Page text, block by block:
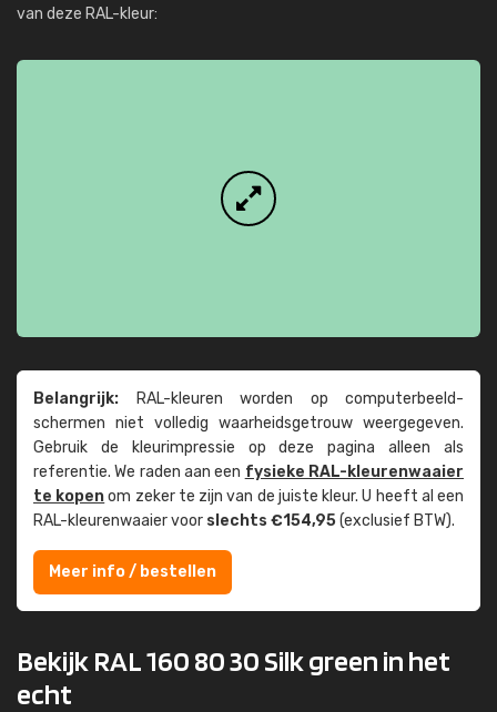
van deze RAL-kleur:
Belangrijk: RAL-kleuren worden op computer­beeld­
schermen niet volledig waarheids­­getrouw weer­gegeven.
Gebruik de kleur­impressie op deze pagina alleen als
referentie. We raden aan een fysieke RAL-kleuren­waaier
te kopenom zeker te zijn van de juiste kleur. U heeft al een
RAL-kleuren­waaier voor slechts €154,95(exclusief BTW).
Meer info / bestellen
Bekijk RAL 160 80 30 Silk green in het
echt